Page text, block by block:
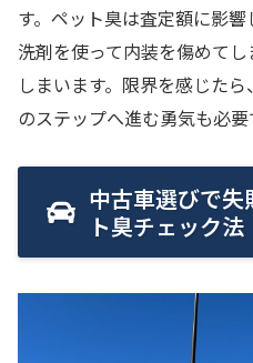
す。ペット臭は査定額に影
洗剤を使って内装を傷めて
しまいます。限界を感じた
のステップへ進む勇気も必要
中古車選びで失
ト臭チェック法